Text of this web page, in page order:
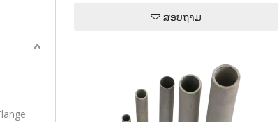
ສອບຖາມ